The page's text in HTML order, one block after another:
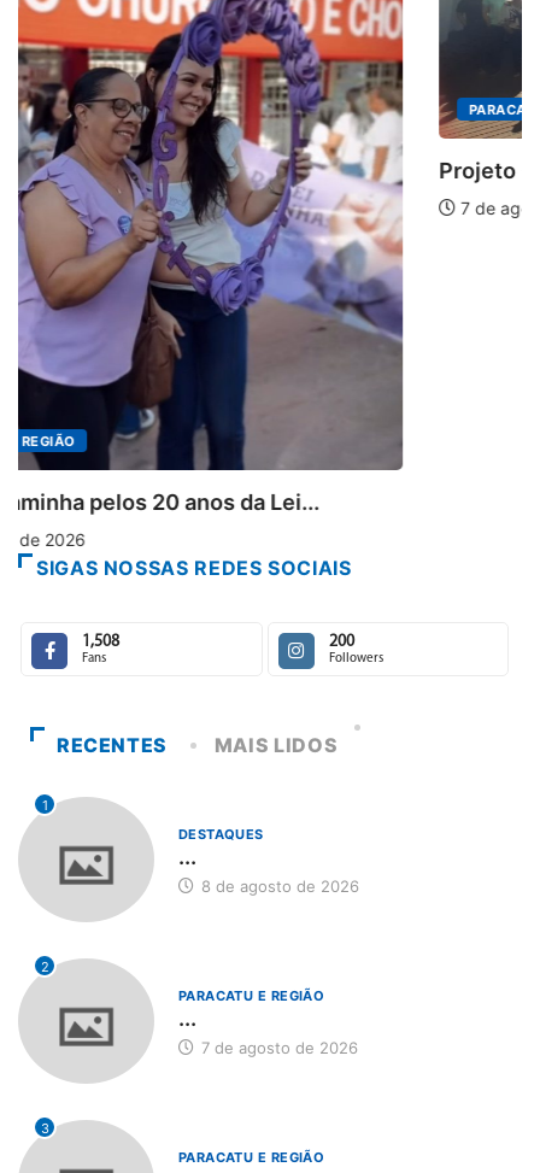
PARACATU E REGIÃO
Projeto CUTUCAR abre nova edição e semeia...
7 de agosto de 2026
SIGAS NOSSAS REDES SOCIAIS
1,508
Fans
200
Followers
RECENTES MAIS LIDOS
1
DESTAQUES
...
8 de agosto de 2026
2
PARACATU E REGIÃO
...
7 de agosto de 2026
3
PARACATU E REGIÃO